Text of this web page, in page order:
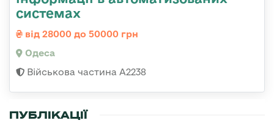
системах
від 28000 до 50000 грн
Одеса
Військова частина А2238
ПУБЛІКАЦІЇ